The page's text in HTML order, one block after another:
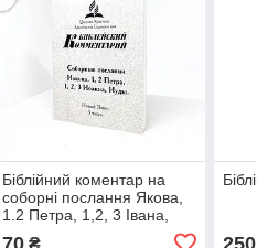
Біблійний коментар на
соборні послання Якова,
1.2 Петра, 1,2, 3 Івана,
70₴ 250